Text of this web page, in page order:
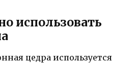
использовать
цедра используется